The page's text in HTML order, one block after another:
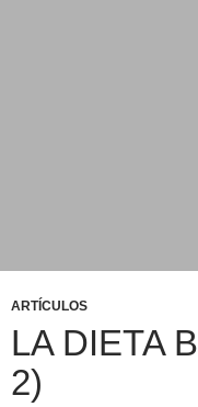
ARTÍCULOS
LA DIETA
2)